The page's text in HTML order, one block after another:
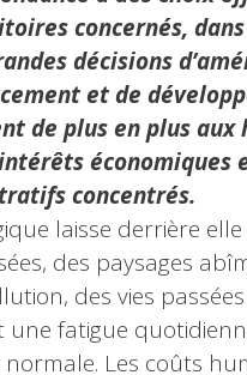
concernés,
décisions
et de
de plus en plus
économiques
concentrés.
laisse derrière
des paysages
des vies
une fatigue
Les coûts